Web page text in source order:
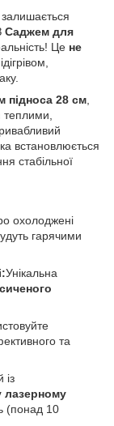
Саджем для
Це не
підноса 28 см,
теплими,
встановлюється
стабільної
охолоджені
гарячими
Унікальна
та
із
лазерному
(понад 10